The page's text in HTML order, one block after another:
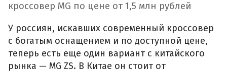
кроссовер MG по цене от 1,5 млн рублей
У россиян, искавших современный кроссовер
с богатым оснащением и по доступной цене,
теперь есть еще один вариант с китайского
рынка — MG ZS. В Китае он стоит от